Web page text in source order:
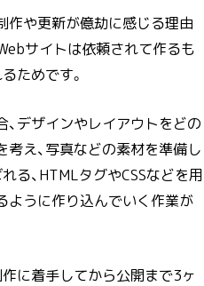
作や更新が億劫に感じる理由
サイトは依頼されて作るも
ためです。
デザインやレイアウトをどの
え、写真などの素材を準備し
る、HTMLタグやCSSなどを用
ように作り込んでいく作業が
に着手してから公開まで3ヶ